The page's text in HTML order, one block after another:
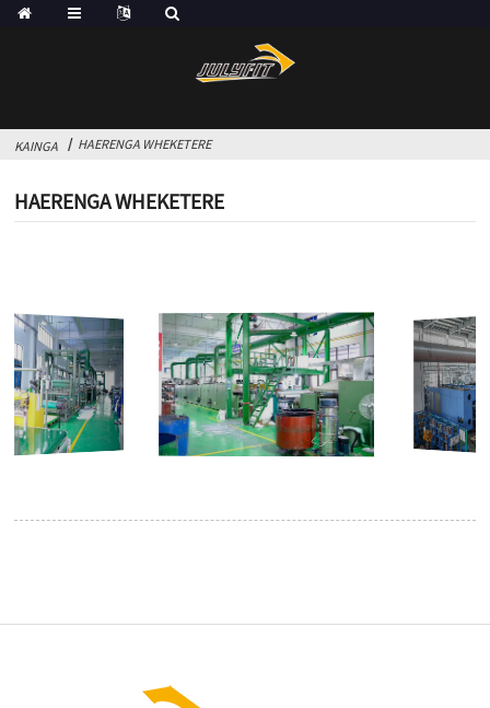
KAINGA HAERENGA WHEKETERE
HAERENGA WHEKETERE